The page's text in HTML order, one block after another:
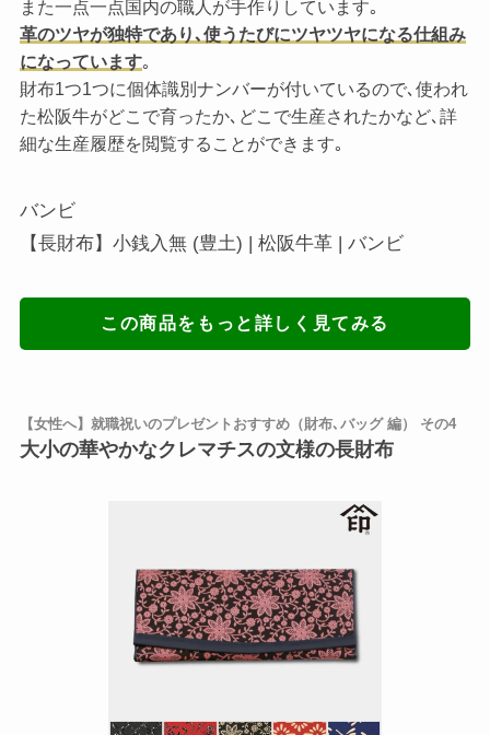
また一点一点国内の職人が手作りしています｡
革のツヤが独特であり､使うたびにツヤツヤになる仕組み
になっています｡
財布1つ1つに個体識別ナンバーが付いているので､使われ
た松阪牛がどこで育ったか､どこで生産されたかなど､詳
細な生産履歴を閲覧することができます｡
バンビ
【長財布】小銭入無 (豊土) | 松阪牛革 | バンビ
この商品をもっと詳しく見てみる
【女性へ】就職祝いのプレゼントおすすめ（財布､バッグ 編） その4
大小の華やかなクレマチスの文様の長財布